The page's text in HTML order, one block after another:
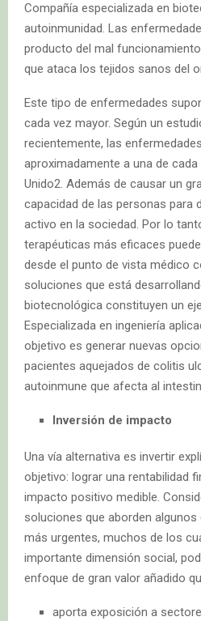
Compañía especializada en
autoinmunidad. Las
producto del mal
que ataca los tejidos sanos del
Este tipo de enfermedades
cada vez mayor. Según un
recientemente, las
aproximadamente a una de
Unido2. Además de causar un
capacidad de las personas para
activo en la sociedad. Por lo
terapéuticas más eficaces
desde el punto de vista médico
soluciones que está
biotecnológica constituyen un
Especializada en ingeniería
objetivo es generar nuevas
pacientes aquejados de colitis
autoinmune que afecta al
Inversión de impacto
Una vía alternativa es invertir
objetivo: lograr una rentabilidad
impacto positivo medible.
soluciones que aborden
más urgentes, muchos de los
importante dimensión social,
enfoque de gran valor añadido
aporta exposición a